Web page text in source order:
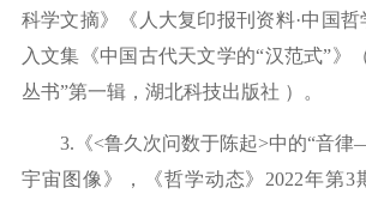
科学文摘》《人大复印报刊资料·中国
入文集《中国古代天文学的“汉范式”》
丛书”第一辑，湖北科技出版社 ）。
3.《<鲁久次问数于陈起>中的“音律
宇宙图像》，《哲学动态》 2022年第3